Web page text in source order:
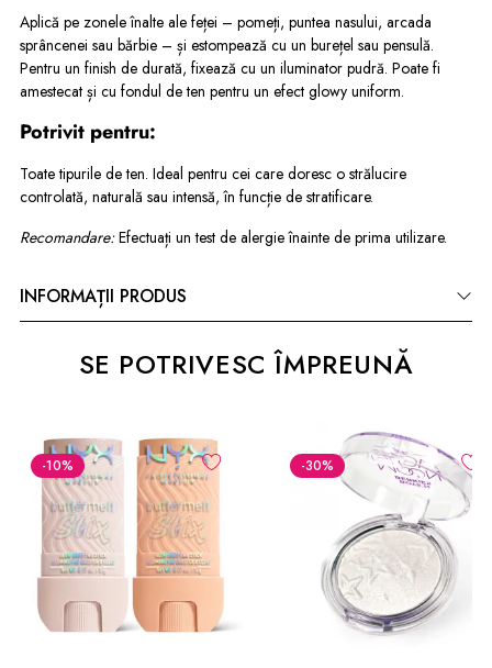
Aplică pe zonele înalte ale feței – pomeți, puntea nasului, arcada
sprâncenei sau bărbie – și estompează cu un burețel sau pensulă.
Pentru un finish de durată, fixează cu un iluminator pudră. Poate fi
amestecat și cu fondul de ten pentru un efect glowy uniform.
Potrivit pentru:
Toate tipurile de ten. Ideal pentru cei care doresc o strălucire
controlată, naturală sau intensă, în funcție de stratificare.
Recomandare:Efectuați un test de alergie înainte de prima utilizare.
INFORMAȚII PRODUS
SE POTRIVESC ÎMPREUNĂ
-10% -30%